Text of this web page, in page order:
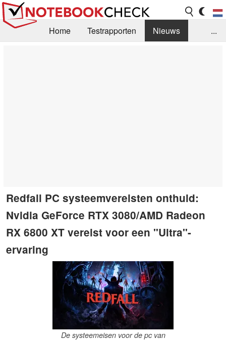
Home Testrapporten
Nieuws
...
Redfall PC systeemvereisten onthuld:
Nvidia GeForce RTX 3080/AMD Radeon
RX 6800 XT vereist voor een "Ultra"-
ervaring
De systeemeisen voor de pc van